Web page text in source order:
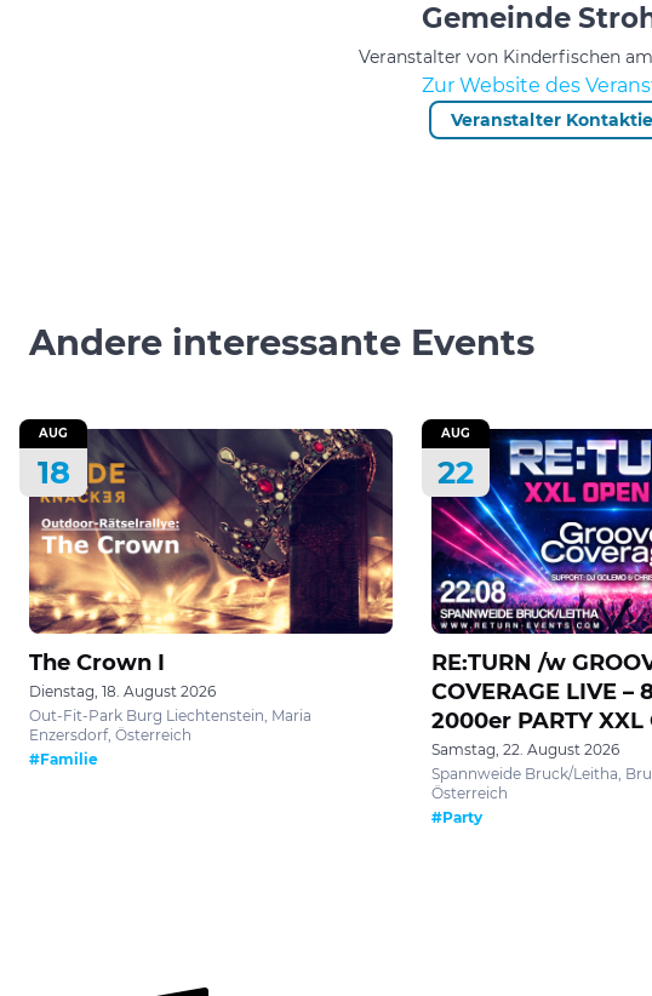
Gemeinde
Veranstalter von Kinderfischen
Zur Website des
Veranstalter
Andere interessante Events
AUG
18
The Crown I
Dienstag, 18. August 2026
Out-Fit-Park Burg Liechtenstein, Maria
Enzersdorf, Österreich
#Familie
AUG
22
RE:TURN /w
COVERAGE LIVE –
2000er PARTY
Samstag, 22. August 2026
Spannweide Bruck/Leitha,
Österreich
#Party